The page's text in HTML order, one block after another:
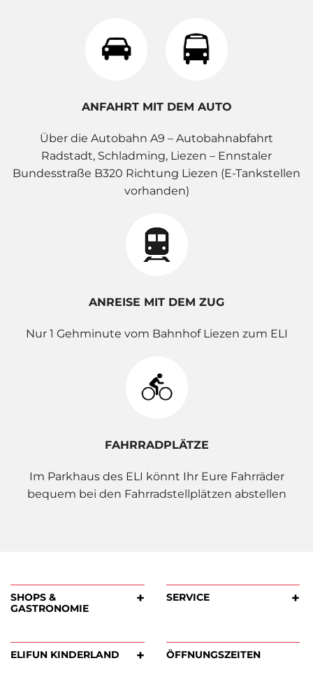
ANFAHRT MIT DEM AUTO
Über die Autobahn A9 – Autobahnabfahrt
Radstadt, Schladming, Liezen – Ennstaler
Bundesstraße B320 Richtung Liezen (E-Tankstellen
vorhanden)
ANREISE MIT DEM ZUG
Nur 1 Gehminute vom Bahnhof Liezen zum ELI
FAHRRADPLÄTZE
Im Parkhaus des ELI könnt Ihr Eure Fahrräder
bequem bei den Fahrradstellplätzen abstellen